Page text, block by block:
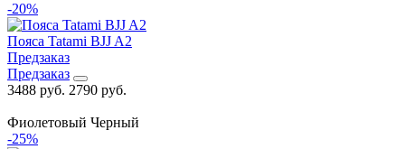
-20%
Пояса Tatami BJJ A2
Предзаказ
Предзаказ
3488 руб. 2790 руб.
Фиолетовый Черный
-25%